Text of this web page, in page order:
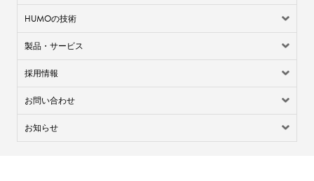
HUMOの技術
製品・サービス
採用情報
お問い合わせ
お知らせ